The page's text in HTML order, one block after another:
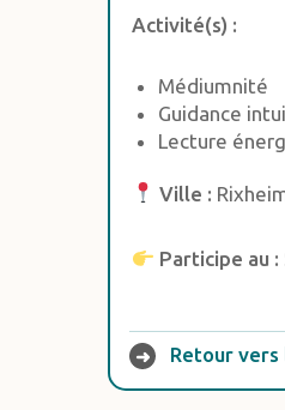
Activité(s) :
Médiumnité
Guidance
Lecture
Ville :
Participe au :
➜ Retour